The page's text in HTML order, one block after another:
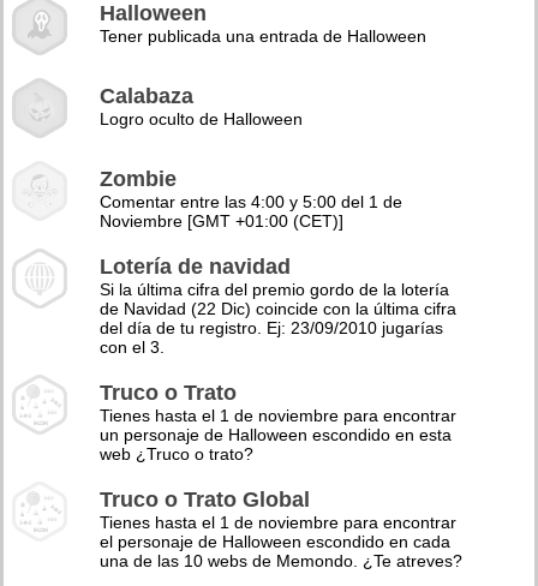
Halloween
Tener publicada una entrada de Halloween
Calabaza
Logro oculto de Halloween
Zombie
Comentar entre las 4:00 y 5:00 del 1 de
Noviembre [GMT +01:00 (CET)]
Lotería de navidad
Si la última cifra del premio gordo de la lotería
de Navidad (22 Dic) coincide con la última cifra
del día de tu registro. Ej: 23/09/2010 jugarías
con el 3.
Truco o Trato
Tienes hasta el 1 de noviembre para encontrar
un personaje de Halloween escondido en esta
web ¿Truco o trato?
Truco o Trato Global
Tienes hasta el 1 de noviembre para encontrar
el personaje de Halloween escondido en cada
una de las 10 webs de Memondo. ¿Te atreves?